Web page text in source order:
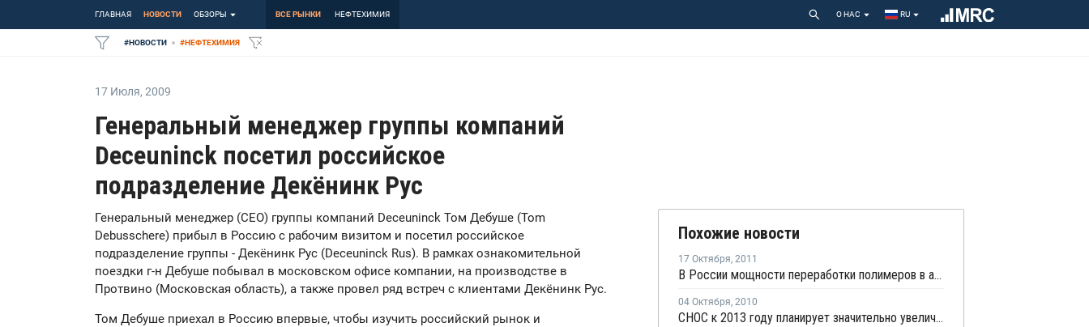
ГЛАВНАЯ НОВОСТИ ОБЗОРЫ ВСЕ РЫНКИ НЕФТЕХИМИЯ О НАС RU
#НОВОСТИ #НЕФТЕХИМИЯ
17 Июля, 2009
Генеральный менеджер группы компаний
Deceuninck посетил российское
подразделение Декёнинк Рус
Генеральный менеджер (CEO) группы компаний Deceuninck Том Дебуше (Tom
Debusschere) прибыл в Россию c рабочим визитом и посетил российское
подразделение группы - Декёнинк Рус (Deceuninck Rus). В рамках ознакомительной
поездки г-н Дебуше побывал в московском офисе компании, на производстве в
Протвино (Московская область), а также провел ряд встреч с клиентами Декёнинк Рус.
Том Дебуше приехал в Россию впервые, чтобы изучить российский рынок и
Похожие новости
17 Октября, 2011
В России мощности переработки полимеров в августе достигли максимума за последние два года
04 Октября, 2010
СНОС к 2013 году планирует значительно увеличить выпуск ПВД